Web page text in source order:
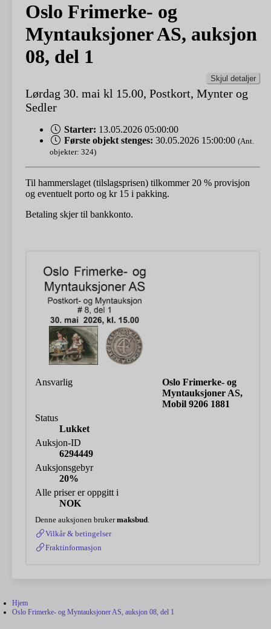
Oslo Frimerke- og
Myntauksjoner AS, auksjon
08, del 1
Skjul detaljer
Lørdag 30. mai kl 15.00, Postkort, Mynter og
Sedler
Starter: 13.05.2026 05:00:00
Første objekt stenges: 30.05.2026 15:00:00 (Ant.
objekter: 324)
Til hammerslaget (tilslagsprisen) tilkommer 20 % provisjon
og eventuelt porto og kr 15 i pakking.
Betaling skjer til bankkonto.
Ansvarlig
Oslo Frimerke- og
Myntauksjoner AS,
Mobil 9206 1881
Status
Lukket
Auksjon-ID
6294449
Auksjonsgebyr
20%
Alle priser er oppgitt i
NOK
Denne auksjonen brukermaksbud
Vilkår & betingelser
Fraktinformasjon
Hjem
Oslo Frimerke- og Myntauksjoner AS, auksjon 08, del 1